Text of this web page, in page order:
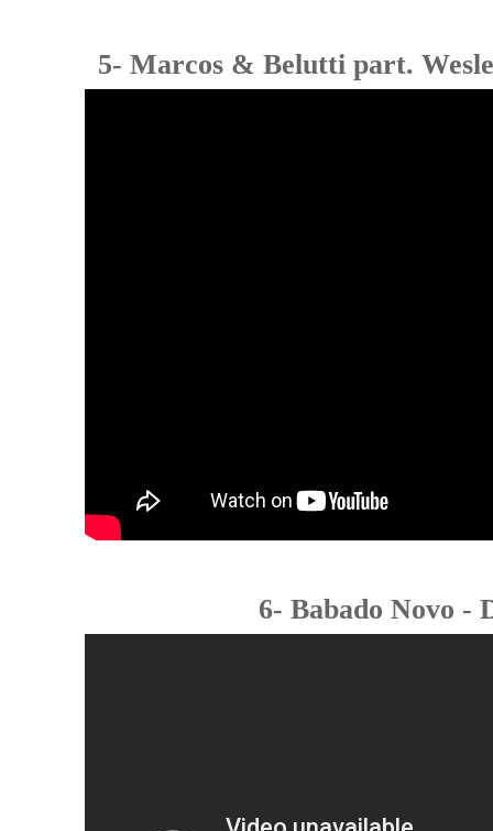
5- Marcos & Belutti part.
6- Babado Novo -